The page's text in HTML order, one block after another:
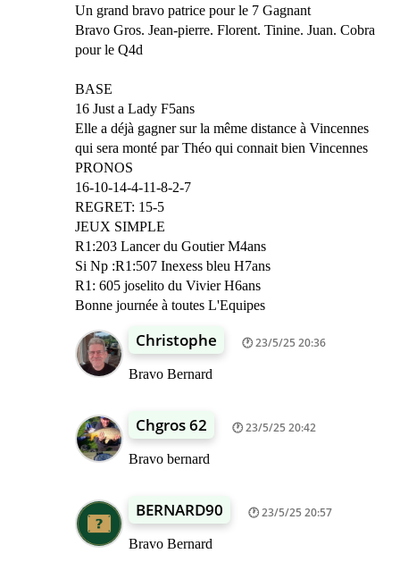
Un grand bravo patrice pour le 7 Gagnant
Bravo Gros. Jean-pierre. Florent. Tinine. Juan. Cobra
pour le Q4d
BASE
16 Just a Lady F5ans
Elle a déjà gagner sur la même distance à Vincennes
qui sera monté par Théo qui connait bien Vincennes
PRONOS
16-10-14-4-11-8-2-7
REGRET: 15-5
JEUX SIMPLE
R1:203 Lancer du Goutier M4ans
Si Np :R1:507 Inexess bleu H7ans
R1: 605 joselito du Vivier H6ans
Bonne journée à toutes L'Equipes
Christophe 23/5/25 20:36
Bravo Bernard
Chgros 62 23/5/25 20:42
Bravo bernard
BERNARD90 23/5/25 20:57
Bravo Bernard